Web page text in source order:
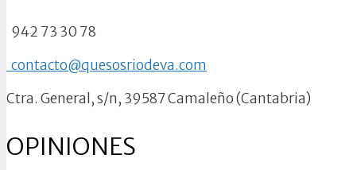
942 73 30 78
contacto@quesosriodeva.com
Ctra. General, s/n, 39587 Camaleño (Cantabria)
OPINIONES